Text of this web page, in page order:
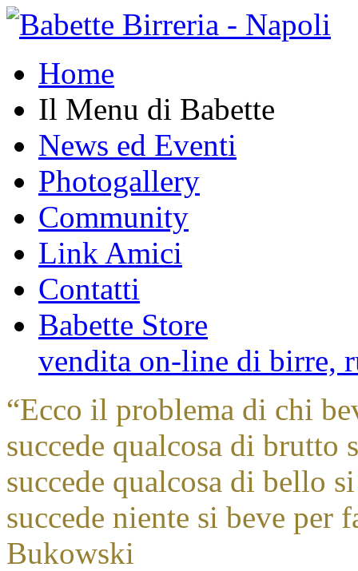
Home
Il Menu di Babette
News ed Eventi
Photogallery
Community
Link Amici
Contatti
Babette Store
vendita on-line di birre,
“Ecco il problema di chi
succede qualcosa di brutto
succede qualcosa di bello
succede niente si beve per
Bukowski